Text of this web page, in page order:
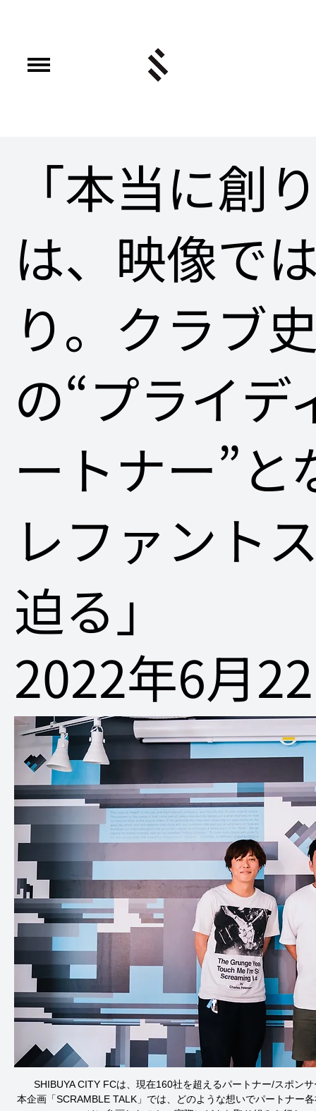
「本当に創
は、映像で
り。クラブ
の“プライデ
ートナー”と
レファント
迫る」
2022年6月
SHIBUYA CITY FCは、現在160社を超えるパートナー/スポン
本企画「SCRAMBLE TALK」では、どのような想いでパートナー